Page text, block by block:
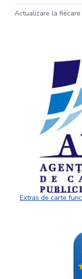
Actualizare la fiecare
Extras de carte